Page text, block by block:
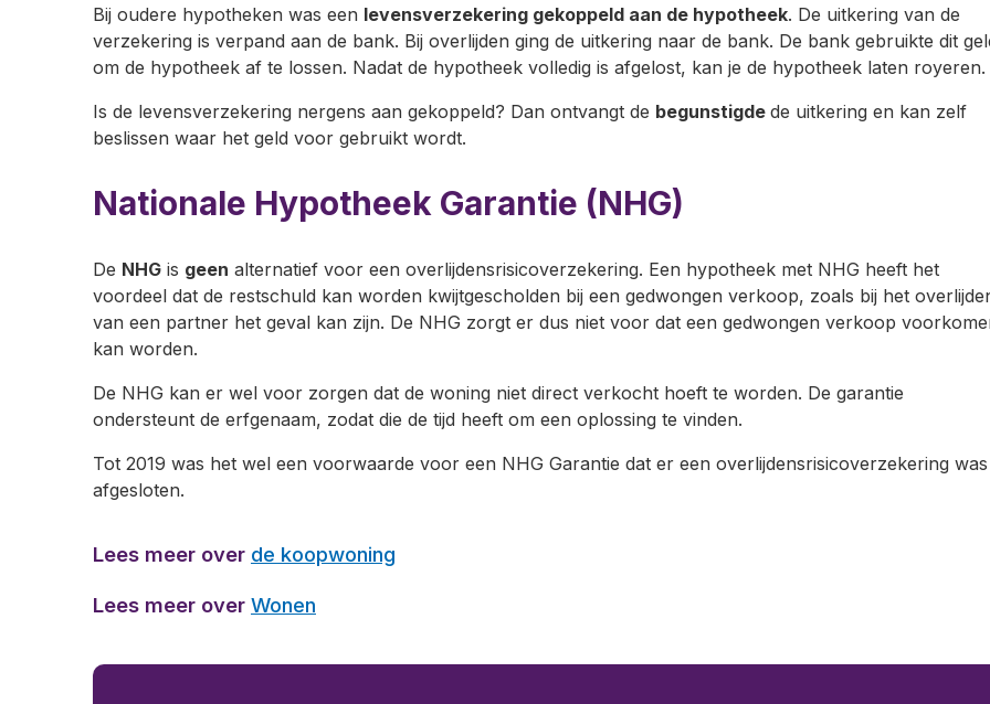
Bij oudere hypotheken was een levensverzekering gekoppeld aan de hypotheek. De uitkering van de
verzekering is verpand aan de bank. Bij overlijden ging de uitkering naar de bank. De bank gebruikte dit
om de hypotheek af te lossen. Nadat de hypotheek volledig is afgelost, kan je de hypotheek laten royeren.
Is de levensverzekering nergens aan gekoppeld? Dan ontvangt de begunstigde de uitkering en kan zelf
beslissen waar het geld voor gebruikt wordt.
Nationale Hypotheek Garantie (NHG)
De NHG is geen alternatief voor een overlijdensrisicoverzekering. Een hypotheek met NHG heeft het
voordeel dat de restschuld kan worden kwijtgescholden bij een gedwongen verkoop, zoals bij het
van een partner het geval kan zijn. De NHG zorgt er dus niet voor dat een gedwongen verkoop
kan worden.
De NHG kan er wel voor zorgen dat de woning niet direct verkocht hoeft te worden. De garantie
ondersteunt de erfgenaam, zodat die de tijd heeft om een oplossing te vinden.
Tot 2019 was het wel een voorwaarde voor een NHG Garantie dat er een overlijdensrisicoverzekering was
afgesloten.
Lees meer over de koopwoning
Lees meer over Wonen